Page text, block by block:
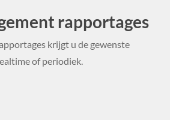
rapportages
krijgt u de gewenste
of periodiek.